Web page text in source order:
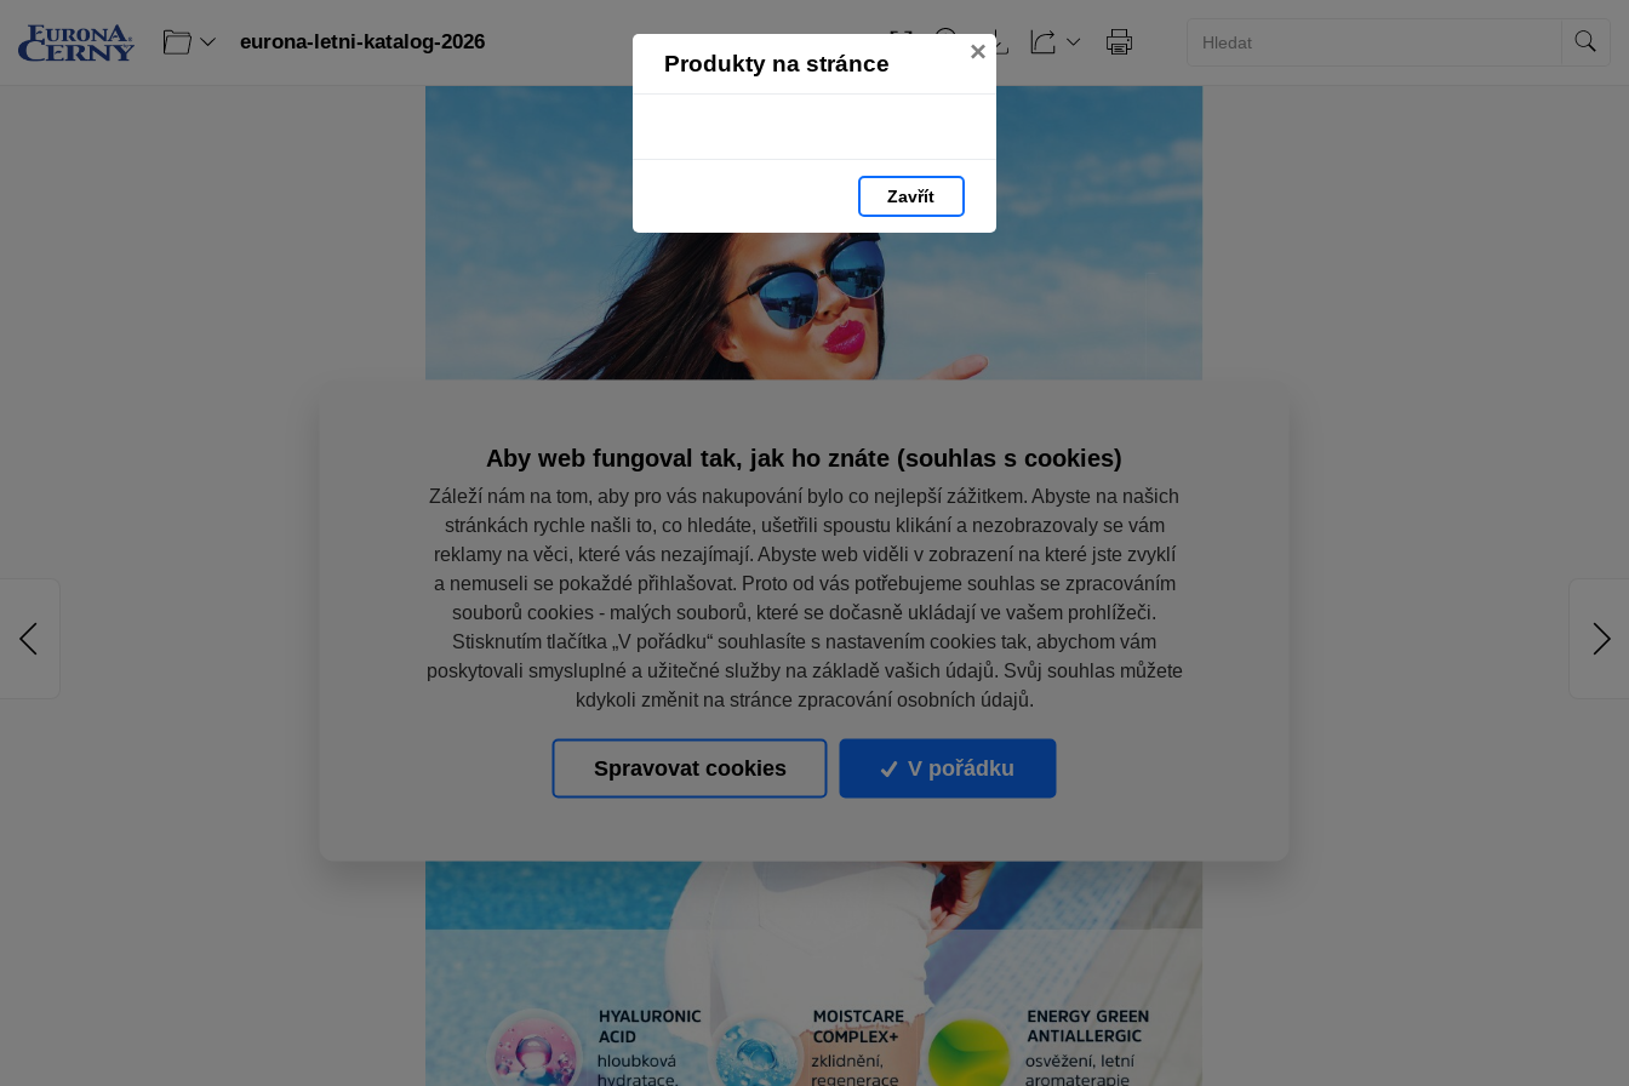
Produkty na stránce ×
Zavřít
eurona-letni-katalog-2026
Aby web fungoval tak, jak ho znáte (souhlas s cookies)
Záleží nám na tom, aby pro vás nakupování bylo co nejlepší zážitkem. Abyste na našich
stránkách rychle našli to, co hledáte, ušetřili spoustu klikání a nezobrazovaly se vám
reklamy na věci, které vás nezajímají. Abyste web viděli v zobrazení na které jste zvyklí
a nemuseli se pokaždé přihlašovat. Proto od vás potřebujeme souhlas se zpracováním
souborů cookies - malých souborů, které se dočasně ukládají ve vašem prohlížeči.
Stisknutím tlačítka „V pořádku“ souhlasíte s nastavením cookies tak, abychom vám
poskytovali smysluplné a užitečné služby na základě vašich údajů. Svůj souhlas můžete
kdykoli změnit na stránce zpracování osobních údajů.
Spravovat cookies V pořádku